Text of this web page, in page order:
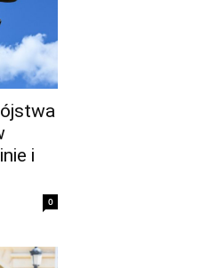
i
0